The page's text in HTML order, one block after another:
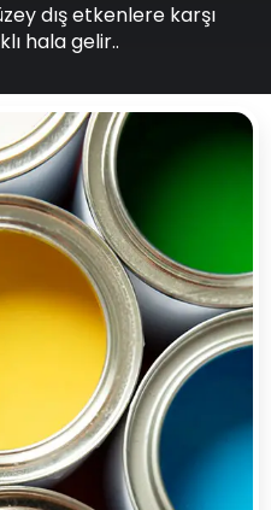
dış etkenlere karşı
hala gelir..